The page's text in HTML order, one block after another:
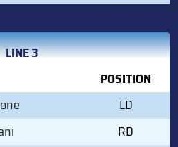
LINE 3
POSITION
LD
RD